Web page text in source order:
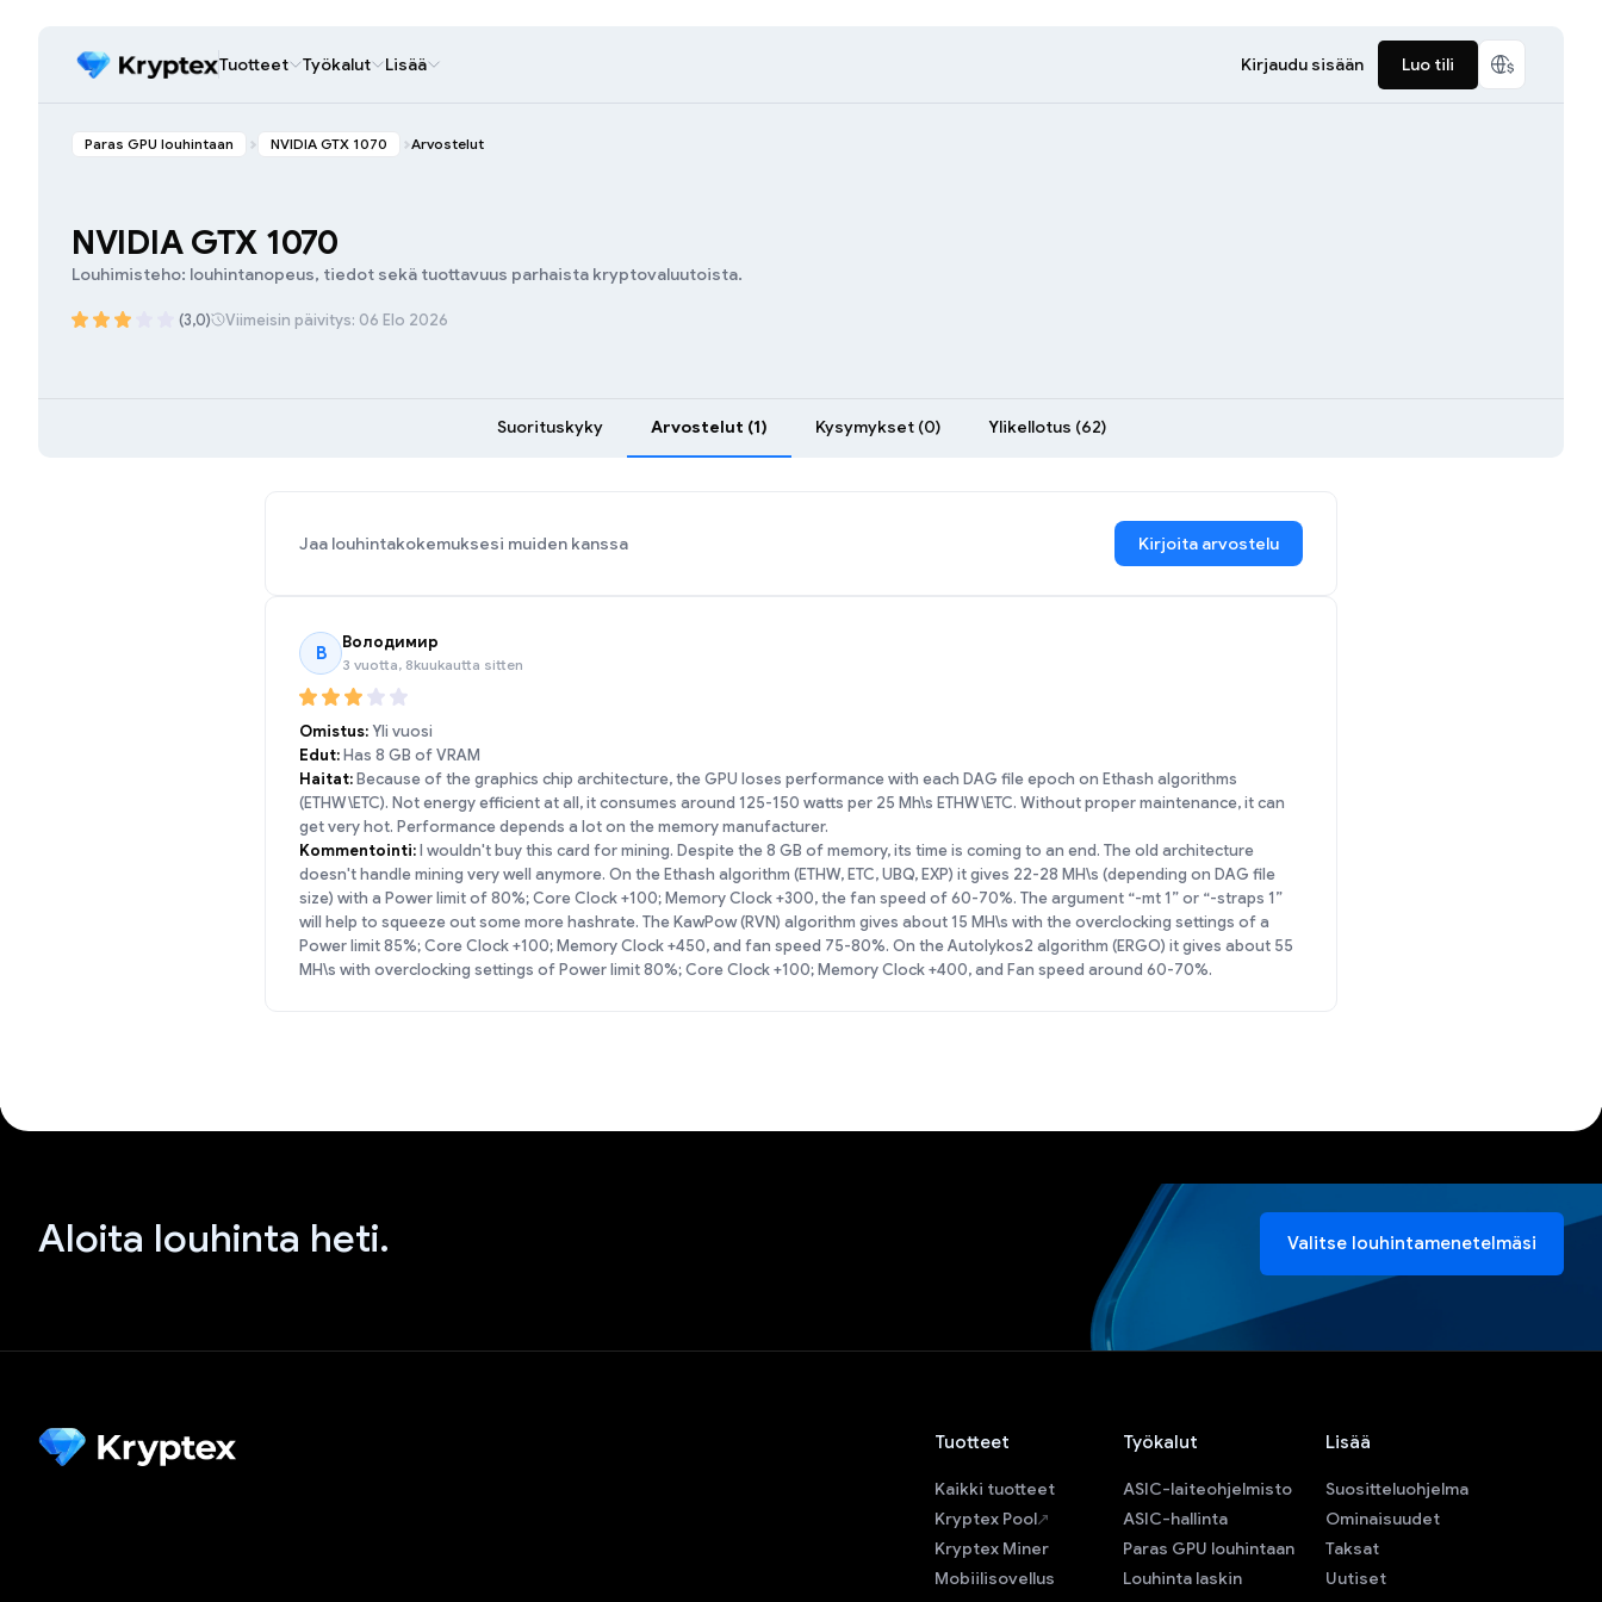
Tuotteet Työkalut Lisää Kirjaudu sisään Luo tili
Paras GPU louhintaan NVIDIA GTX 1070 Arvostelut
NVIDIA GTX 1070
Louhimisteho: louhintanopeus, tiedot sekä tuottavuus parhaista kryptovaluutoista.
(3,0) Viimeisin päivitys: 06 Elo 2026
Suorituskyky Arvostelut (1) Kysymykset (0) Ylikellotus (62)
Jaa louhintakokemuksesi muiden kanssa Kirjoita arvostelu
В
Володимир
3 vuotta, 8kuukautta sitten
Omistus:Yli vuosi
Edut:Has 8 GB of VRAM
Haitat:Because of the graphics chip architecture, the GPU loses performance with each DAG file epoch on Ethash algorithms
(ETHW\ETC). Not energy efficient at all, it consumes around 125-150 watts per 25 Mh\s ETHW\ETC. Without proper maintenance, it can
get very hot. Performance depends a lot on the memory manufacturer.
Kommentointi:I wouldn't buy this card for mining. Despite the 8 GB of memory, its time is coming to an end. The old architecture
doesn't handle mining very well anymore. On the Ethash algorithm (ETHW, ETC, UBQ, EXP) it gives 22-28 MH\s (depending on DAG file
size) with a Power limit of 80%; Core Clock +100; Memory Clock +300, the fan speed of 60-70%. The argument “-mt 1” or “-straps 1”
will help to squeeze out some more hashrate. The KawPow (RVN) algorithm gives about 15 MH\s with the overclocking settings of a
Power limit 85%; Core Clock +100; Memory Clock +450, and fan speed 75-80%. On the Autolykos2 algorithm (ERGO) it gives about 55
MH\s with overclocking settings of Power limit 80%; Core Clock +100; Memory Clock +400, and Fan speed around 60-70%.
Aloita louhinta heti. Valitse louhintamenetelmäsi
Tuotteet
Kaikki tuotteet
Kryptex Pool
Kryptex Miner
Mobiilisovellus
Työkalut
ASIC-laiteohjelmisto
ASIC-hallinta
Paras GPU louhintaan
Louhinta laskin
Lisää
Suositteluohjelma
Ominaisuudet
Taksat
Uutiset